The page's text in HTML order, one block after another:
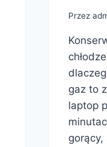
Przez
gaz to
laptop